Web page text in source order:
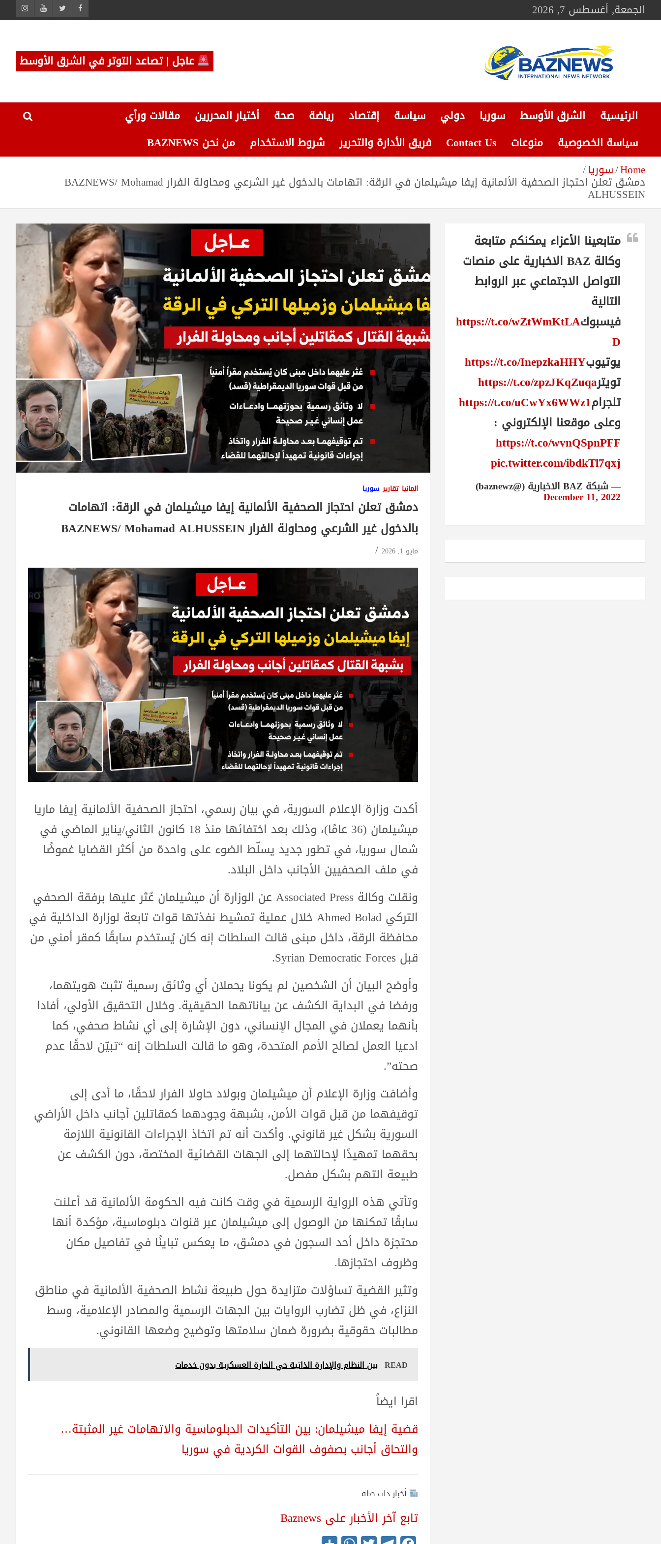
Skip
to الجمعة, أغسطس 7, 2026
شبكة باز الإخبارية
عاجل | تصاعد التوتر في الشرق الأوسط
الرئيسية الشرق الأوسط سوريا دولي سياسة إقتصاد رياضة صحة أختيار المحررين
مقالات ورأي
سياسة الخصوصية
منوعات Contact Us فريق الأدارة والتحرير شروط الاستخدام
من نحن BAZNEWS
Home سوريا
دمشق تعلن احتجاز الصحفية الألمانية إيفا ميشيلمان في الرقة: اتهامات بالدخول غير الشرعي ومحاولة الفرار BAZNEWS/ Mohamad
ALHUSSEIN
المانيا تقارير سوريا
دمشق تعلن احتجاز الصحفية الألمانية إيفا ميشيلمان في الرقة: اتهامات
بالدخول غير الشرعي ومحاولة الفرار BAZNEWS/ Mohamad ALHUSSEIN
مايو 1, 2026
أكدت وزارة الإعلام السورية، في بيان رسمي، احتجاز الصحفية الألمانية إيفا ماريا
ميشيلمان (36 عامًا)، وذلك بعد اختفائها منذ 18 كانون الثاني/يناير الماضي في
شمال سوريا، في تطور جديد يسلّط الضوء على واحدة من أكثر القضايا غموضًا
في ملف الصحفيين الأجانب داخل البلاد.
ونقلت وكالة Associated Press عن الوزارة أن ميشيلمان عُثر عليها برفقة الصحفي
التركي Ahmed Bolad خلال عملية تمشيط نفذتها قوات تابعة لوزارة الداخلية في
محافظة الرقة، داخل مبنى قالت السلطات إنه كان يُستخدم سابقًا كمقر أمني من
قبل Syrian Democratic Forces.
وأوضح البيان أن الشخصين لم يكونا يحملان أي وثائق رسمية تثبت هويتهما،
ورفضا في البداية الكشف عن بياناتهما الحقيقية. وخلال التحقيق الأولي، أفادا
بأنهما يعملان في المجال الإنساني، دون الإشارة إلى أي نشاط صحفي، كما
ادعيا العمل لصالح الأمم المتحدة، وهو ما قالت السلطات إنه “تبيّن لاحقًا عدم
صحته”.
وأضافت وزارة الإعلام أن ميشيلمان وبولاد حاولا الفرار لاحقًا، ما أدى إلى
توقيفهما من قبل قوات الأمن، بشبهة وجودهما كمقاتلين أجانب داخل الأراضي
السورية بشكل غير قانوني. وأكدت أنه تم اتخاذ الإجراءات القانونية اللازمة
بحقهما تمهيدًا لإحالتهما إلى الجهات القضائية المختصة، دون الكشف عن
طبيعة التهم بشكل مفصل.
وتأتي هذه الرواية الرسمية في وقت كانت فيه الحكومة الألمانية قد أعلنت
سابقًا تمكنها من الوصول إلى ميشيلمان عبر قنوات دبلوماسية، مؤكدة أنها
محتجزة داخل أحد السجون في دمشق، ما يعكس تباينًا في تفاصيل مكان
وظروف احتجازها.
وتثير القضية تساؤلات متزايدة حول طبيعة نشاط الصحفية الألمانية في مناطق
النزاع، في ظل تضارب الروايات بين الجهات الرسمية والمصادر الإعلامية، وسط
مطالبات حقوقية بضرورة ضمان سلامتها وتوضيح وضعها القانوني.
READ بين النظام والإدارة الذاتية حي الحارة العسكرية بدون خدمات
اقرا ايضاً
قضية إيفا ميشيلمان: بين التأكيدات الدبلوماسية والاتهامات غير المثبتة…
والتحاق أجانب بصفوف القوات الكردية في سوريا
أخبار ذات صلة
تابع آخر الأخبار على Baznews
متابعينا الأعزاء يمكنكم متابعة
وكالة BAZ الاخبارية على منصات
التواصل الاجتماعي عبر الروابط
التالية
فيسبوكhttps://t.co/wZtWmKtLA
D
يوتيوبhttps://t.co/InepzkaHHY
تويترhttps://t.co/zpzJKqZuqa
تلجرامhttps://t.co/uCwYx6WWz1
وعلى موقعنا الإلكتروني :
https://t.co/wvnQSpnPFF
pic.twitter.com/ibdkTl7qxj
— شبكة BAZ الاخبارية (@baznewz)
December 11, 2022